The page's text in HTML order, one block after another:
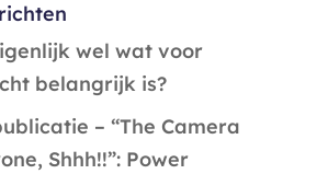
wel wat voor
belangrijk is?
– “The Camera
Shhh!!”: Power